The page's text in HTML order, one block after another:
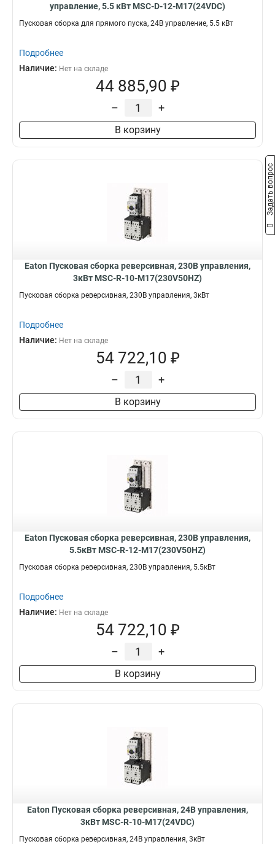
управление, 5.5 кВт MSC-D-12-M17(24VDC)
Пусковая сборка для прямого пуска, 24В управление, 5.5 кВт
Подробнее
Наличие: Нет на складе
44 885,90 ₽
– +
В корзину
Eaton Пусковая сборка реверсивная, 230В управления,
3кВт MSC-R-10-M17(230V50HZ)
Пусковая сборка реверсивная, 230В управления, 3кВт
Подробнее
Наличие: Нет на складе
54 722,10 ₽
– +
В корзину
Eaton Пусковая сборка реверсивная, 230В управления,
5.5кВт MSC-R-12-M17(230V50HZ)
Пусковая сборка реверсивная, 230В управления, 5.5кВт
Подробнее
Наличие: Нет на складе
54 722,10 ₽
– +
В корзину
Eaton Пусковая сборка реверсивная, 24В управления,
3кВт MSC-R-10-M17(24VDC)
Пусковая сборка реверсивная, 24В управления, 3кВт
Задать вопрос